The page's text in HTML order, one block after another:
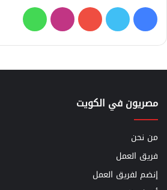
فيسبوك
تويتر يوتيوبانستقرامواتساب
مصريون في الكويت
من نحن
فريق العمل
إنضم لفريق العمل